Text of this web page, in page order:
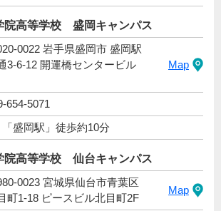
院高等学校 盛岡キャンパス
0022 岩手県盛岡市 盛岡駅
3-6-12 開運橋センタービル
Map
654-5071
盛岡駅」徒歩約10分
院高等学校 仙台キャンパス
0023 宮城県仙台市青葉区
町1-18 ピースビル北目町2F
Map